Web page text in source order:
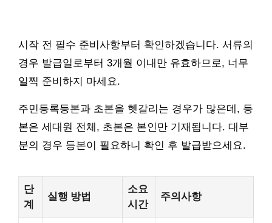
시작 전 필수 준비사항부터 확인하겠습니다. 서류의
경우 발급일로부터 3개월 이내만 유효하므로, 너무
일찍 준비하지 마세요.
주민등록등본과 초본을 헷갈리는 경우가 많은데, 등
본은 세대원 전체, 초본은 본인만 기재됩니다. 대부
분의 경우 등본이 필요하니 확인 후 발급받으세요.
단
계
실행 방법
소요
시간
주의사항